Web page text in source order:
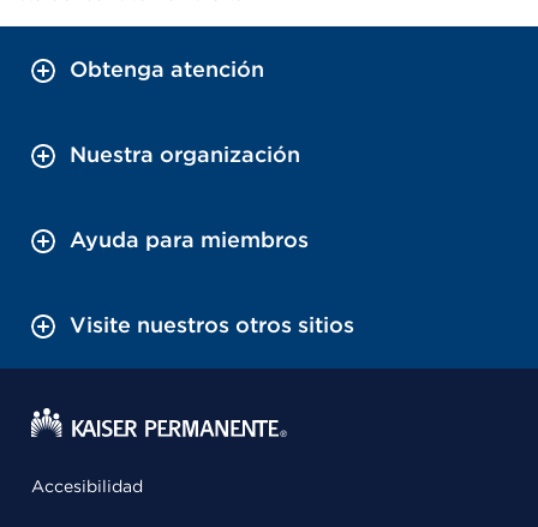
Obtenga atención
Nuestra organización
Ayuda para miembros
Visite nuestros otros sitios
Accesibilidad